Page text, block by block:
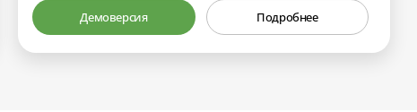
Демоверсия Подробнее